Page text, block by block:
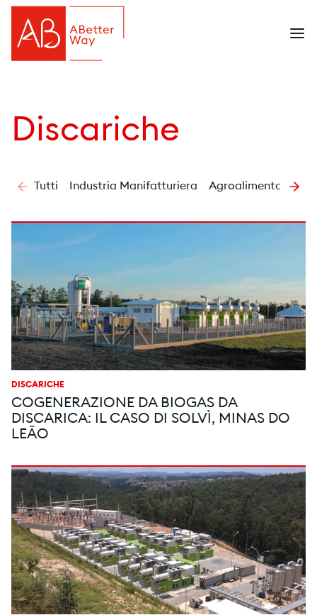
Discariche
Tutti Industria Manifatturiera Agroalimentare
DISCARICHE
COGENERAZIONE DA BIOGAS DA
DISCARICA: IL CASO DI SOLVÌ, MINAS DO
LEÃO